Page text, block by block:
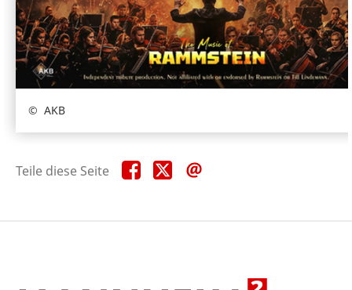
AKB
Teile diese Seite Teile
diese
Teile
diese